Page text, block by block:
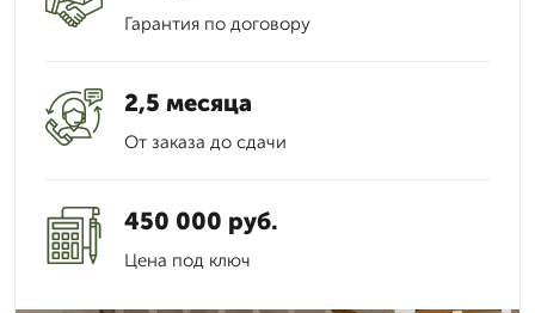
Гарантия по договору
2,5 месяца
От заказа до сдачи
450 000 руб.
Цена под ключ